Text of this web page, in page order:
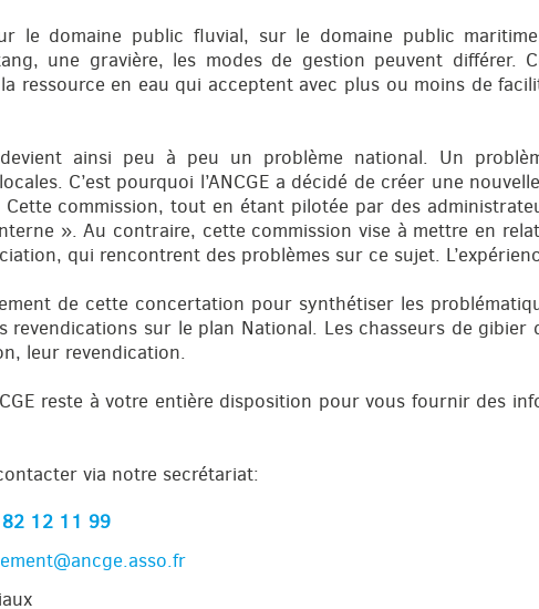
le domaine public fluvial, sur le domaine public
une gravière, les modes de gestion peuvent différer.
ressource en eau qui acceptent avec plus ou moins de
ainsi peu à peu un problème national. Un
C’est pourquoi l’ANCGE a décidé de créer une
commission, tout en étant pilotée par des
». Au contraire, cette commission vise à mettre en
qui rencontrent des problèmes sur ce sujet.
de cette concertation pour synthétiser les
sur le plan National. Les chasseurs de gibier
leur revendication.
reste à votre entière disposition pour vous fournir des
via notre secrétariat:
12 11 99